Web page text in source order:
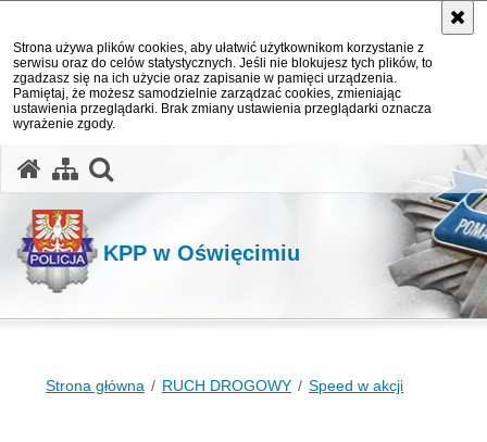
Strona używa plików cookies, aby ułatwić użytkownikom korzystanie z
serwisu oraz do celów statystycznych. Jeśli nie blokujesz tych plików, to
zgadzasz się na ich użycie oraz zapisanie w pamięci urządzenia.
Pamiętaj, że możesz samodzielnie zarządzać cookies, zmieniając
ustawienia przeglądarki. Brak zmiany ustawienia przeglądarki oznacza
wyrażenie zgody.
KPP w Oświęcimiu
Strona główna RUCH DROGOWY Speed w akcji